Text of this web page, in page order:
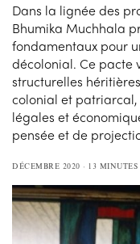
Dans la lignée des
Bhumika Muchhala
fondamentaux pour
décolonial. Ce pacte
structurelles
colonial et patriarcal,
légales et
pensée et de
DÉCEMBRE 2020 13 MINUTES